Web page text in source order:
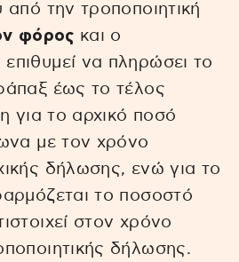
την τροποποιητική
φόρος και ο
να πληρώσει το
έως το τέλος
για το αρχικό ποσό
με τον χρόνο
δήλωσης, ενώ για το
το ποσοστό
στον χρόνο
δήλωσης.